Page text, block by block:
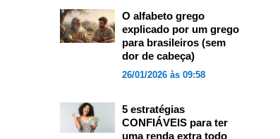
O alfabeto grego
explicado por um grego
para brasileiros (sem
dor de cabeça)
26/01/2026 às 09:58
5 estratégias
CONFIÁVEIS para ter
uma renda extra todo